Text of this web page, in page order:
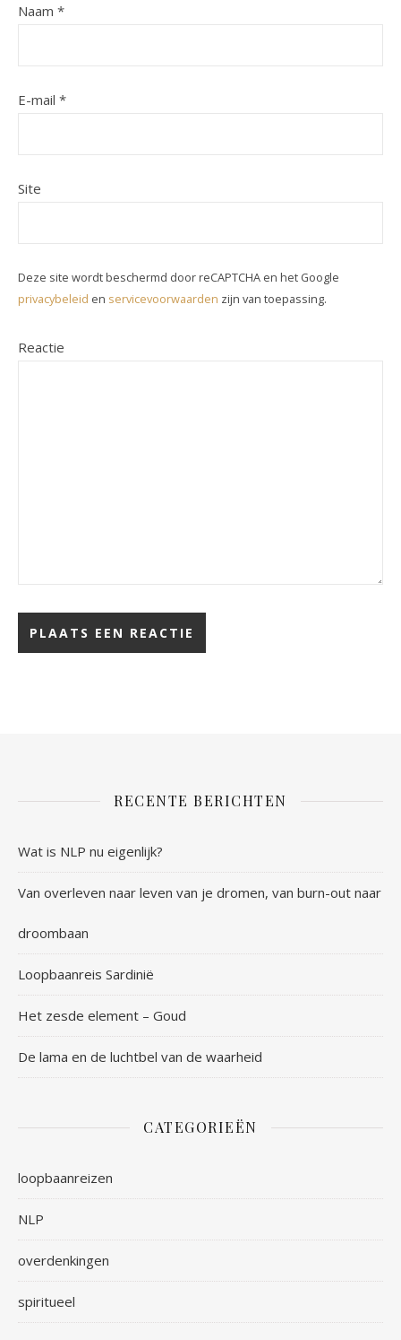
Naam *
E-mail *
Site
Deze site wordt beschermd door reCAPTCHA en het Google
privacybeleid en servicevoorwaarden zijn van toepassing.
Reactie
RECENTE BERICHTEN
Wat is NLP nu eigenlijk?
Van overleven naar leven van je dromen, van burn-out naar
droombaan
Loopbaanreis Sardinië
Het zesde element – Goud
De lama en de luchtbel van de waarheid
CATEGORIEËN
loopbaanreizen
NLP
overdenkingen
spiritueel